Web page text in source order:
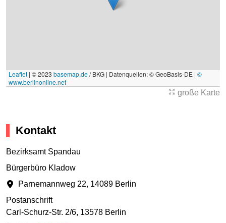
Leaflet | © 2023 basemap.de/ BKG | Datenquellen: © GeoBasis-DE | ©
www.berlinonline.net
große Karte
Kontakt
Bezirksamt Spandau
Bürgerbüro Kladow
Parnemannweg 22, 14089 Berlin
Postanschrift
Carl-Schurz-Str. 2/6, 13578 Berlin